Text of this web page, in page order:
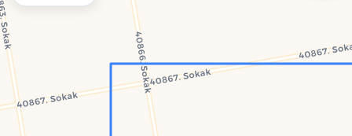
Konum İzni Gerekli
Diğer insanları görebilmek için konumunuzu açmalısınız.
Konumumu Bul